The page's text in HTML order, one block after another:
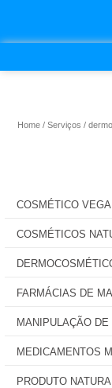
Home Serviços
COSMÉTICO
COSMÉTICOS
FARMÁCIAS DE
MANIPULAÇÃO
MEDICAMENTOS
PRODUTO